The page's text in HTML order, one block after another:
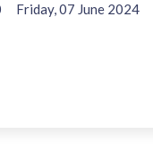
Friday, 07 June 2024